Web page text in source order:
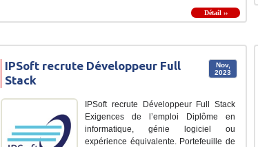
Détail ››
Nov,
2023
IPSoft recrute Développeur Full
Stack
IPSoft recrute Développeur Full Stack
Exigences de l’emploi Diplôme en
informatique, génie logiciel ou
expérience équivalente. Portefeuille de